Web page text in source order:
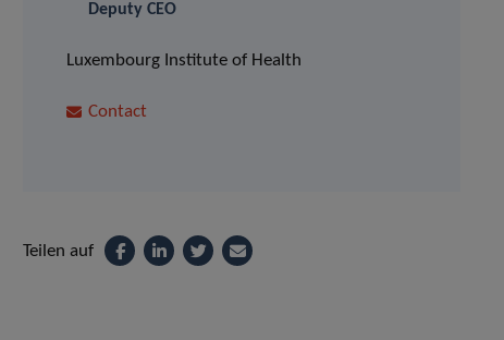
Deputy CEO
Luxembourg Institute of Health
Contact
Teilen auf